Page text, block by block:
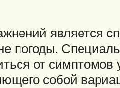
является
погоды.
от
собой